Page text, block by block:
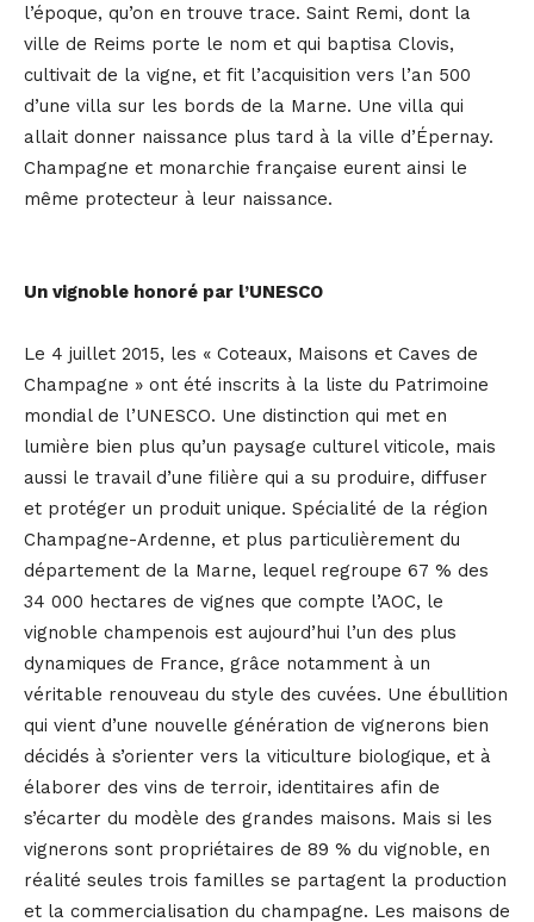
l’époque, qu’on en trouve trace. Saint Remi, dont la
ville de Reims porte le nom et qui baptisa Clovis,
cultivait de la vigne, et fit l’acquisition vers l’an 500
d’une villa sur les bords de la Marne. Une villa qui
allait donner naissance plus tard à la ville d’Épernay.
Champagne et monarchie française eurent ainsi le
même protecteur à leur naissance.
Un vignoble honoré par l’UNESCO
Le 4 juillet 2015, les « Coteaux, Maisons et Caves de
Champagne » ont été inscrits à la liste du Patrimoine
mondial de l’UNESCO. Une distinction qui met en
lumière bien plus qu’un paysage culturel viticole, mais
aussi le travail d’une filière qui a su produire, diffuser
et protéger un produit unique. Spécialité de la région
Champagne-Ardenne, et plus particulièrement du
département de la Marne, lequel regroupe 67 % des
34 000 hectares de vignes que compte l’AOC, le
vignoble champenois est aujourd’hui l’un des plus
dynamiques de France, grâce notamment à un
véritable renouveau du style des cuvées. Une ébullition
qui vient d’une nouvelle génération de vignerons bien
décidés à s’orienter vers la viticulture biologique, et à
élaborer des vins de terroir, identitaires afin de
s’écarter du modèle des grandes maisons. Mais si les
vignerons sont propriétaires de 89 % du vignoble, en
réalité seules trois familles se partagent la production
et la commercialisation du champagne. Les maisons de